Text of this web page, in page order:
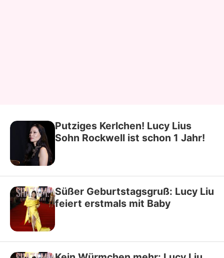
Putziges Kerlchen! Lucy Lius
Sohn Rockwell ist schon 1 Jahr!
Süßer Geburtstagsgruß: Lucy Liu
feiert erstmals mit Baby